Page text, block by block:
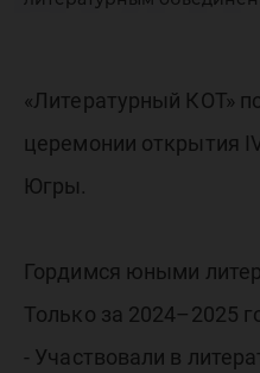
«Литературный КОТ»
церемонии открытия
Югры.
Гордимся юными
Только за 2024–2025
- Участвовали в